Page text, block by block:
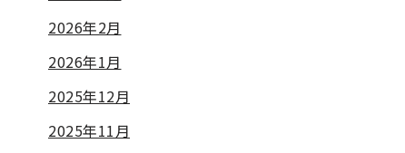
2026年2月
2026年1月
2025年12月
2025年11月